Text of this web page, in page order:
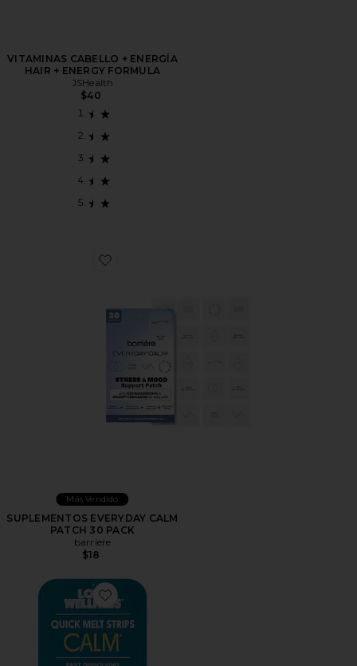
VITAMINAS CABELLO + ENERGÍA
HAIR + ENERGY FORMULA
JSHealth
$40
Favorite SUPLEMENTOS EVERYDAY CALM PATCH 30
Más Vendido
SUPLEMENTOS EVERYDAY CALM
PATCH 30 PACK
barriere
$18
Favorite COMPLEMENTO QUICK MELT STRIPS